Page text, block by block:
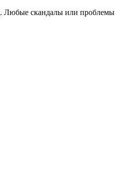
. Любые скандалы или проблемы